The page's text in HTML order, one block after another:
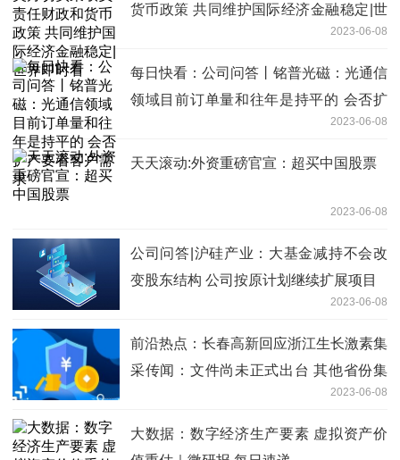
货币政策 共同维护国际经济金融稳定|世
2023-06-08
每日快看：公司问答丨铭普光磁：光通信
领域目前订单量和往年是持平的 会否扩
2023-06-08
天天滚动:外资重磅官宣：超买中国股票
2023-06-08
公司问答|沪硅产业：大基金减持不会改
变股东结构 公司按原计划继续扩展项目
2023-06-08
前沿热点：长春高新回应浙江生长激素集
采传闻：文件尚未正式出台 其他省份集
2023-06-08
大数据：数字经济生产要素 虚拟资产价